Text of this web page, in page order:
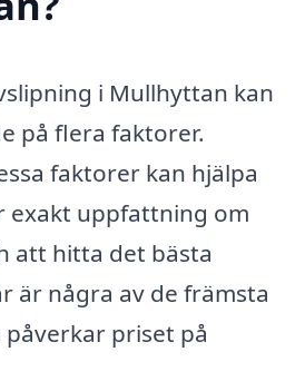
i Mullhyttan kan
på flera faktorer.
faktorer kan hjälpa
exakt uppfattning om
att hitta det bästa
är några av de främsta
priset på